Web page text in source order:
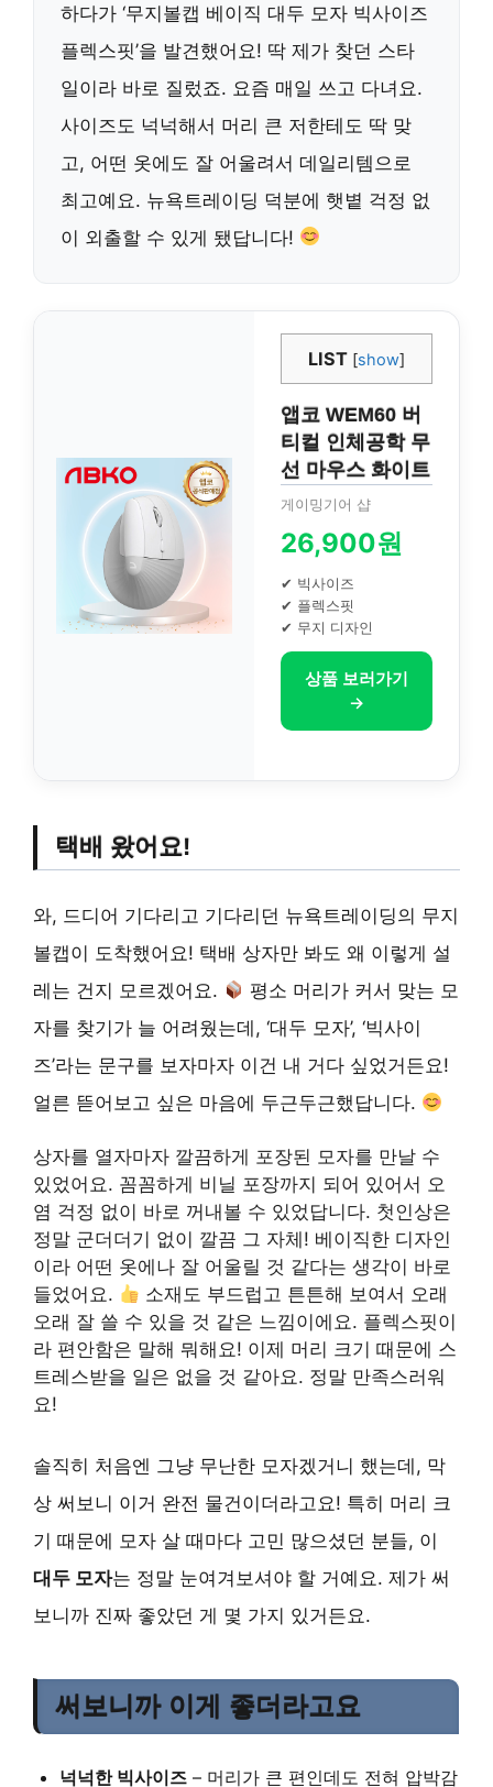
하다가 ‘무지볼캡 베이직 대두 모자 빅사이즈
플렉스핏’을 발견했어요! 딱 제가 찾던 스타
일이라 바로 질렀죠. 요즘 매일 쓰고 다녀요.
사이즈도 넉넉해서 머리 큰 저한테도 딱 맞
고, 어떤 옷에도 잘 어울려서 데일리템으로
최고예요. 뉴욕트레이딩 덕분에 햇볕 걱정 없
이 외출할 수 있게 됐답니다!
LIST [show]
앱코 WEM60 버
티컬 인체공학 무
선 마우스 화이트
게이밍기어 샵
26,900원
✔ 빅사이즈
✔ 플렉스핏
✔ 무지 디자인
상품 보러가기
→
택배 왔어요!
와, 드디어 기다리고 기다리던 뉴욕트레이딩의 무지
볼캡이 도착했어요! 택배 상자만 봐도 왜 이렇게 설
레는 건지 모르겠어요.
평소 머리가 커서 맞는 모
자를 찾기가 늘 어려웠는데, ‘대두 모자’, ‘빅사이
즈’라는 문구를 보자마자 이건 내 거다 싶었거든요!
얼른 뜯어보고 싶은 마음에 두근두근했답니다.
상자를 열자마자 깔끔하게 포장된 모자를 만날 수
있었어요. 꼼꼼하게 비닐 포장까지 되어 있어서 오
염 걱정 없이 바로 꺼내볼 수 있었답니다. 첫인상은
정말 군더더기 없이 깔끔 그 자체! 베이직한 디자인
이라 어떤 옷에나 잘 어울릴 것 같다는 생각이 바로
들었어요.
소재도 부드럽고 튼튼해 보여서 오래
오래 잘 쓸 수 있을 것 같은 느낌이에요. 플렉스핏이
라 편안함은 말해 뭐해요! 이제 머리 크기 때문에 스
트레스받을 일은 없을 것 같아요. 정말 만족스러워
요!
솔직히 처음엔 그냥 무난한 모자겠거니 했는데, 막
상 써보니 이거 완전 물건이더라고요! 특히 머리 크
기 때문에 모자 살 때마다 고민 많으셨던 분들, 이
대두 모자는 정말 눈여겨보셔야 할 거예요. 제가 써
보니까 진짜 좋았던 게 몇 가지 있거든요.
써보니까 이게 좋더라고요
넉넉한 빅사이즈 – 머리가 큰 편인데도 전혀 압박감